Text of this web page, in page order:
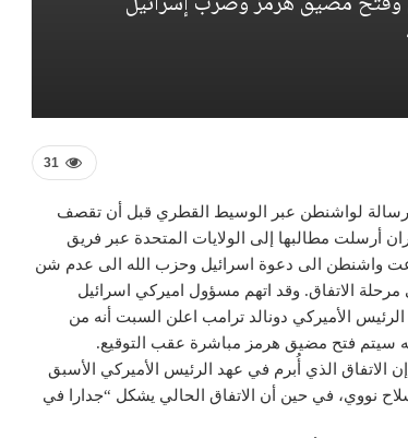
31
رسالة لواشنطن عبر الوسيط القطري قبل أن تقصف
أرسلت مطالبها إلى الولايات المتحدة عبر فريق
واشنطن الى دعوة اسرائيل وحزب الله الى عدم شن
الاتفاق. وقد اتهم مسؤول اميركي اسرائيل
الأميركي دونالد ترامب اعلن السبت أنه من
سيتم فتح مضيق هرمز مباشرة عقب التوقيع.
الذي أُبرم في عهد الرئيس الأميركي الأسبق
نووي، في حين أن الاتفاق الحالي يشكل “جدارا في